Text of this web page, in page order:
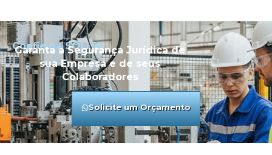
Confie na SOLITE
Garanta a Segurança Jurídica de
sua Empresa e de seus
Colaboradores
Solicite um Orçamento